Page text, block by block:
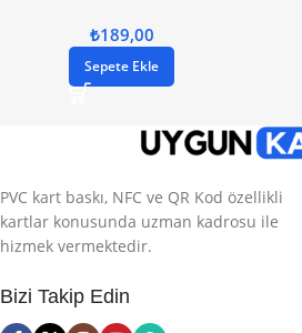
₺189,00
Sepete Ekle
PVC kart baskı, NFC ve QR Kod özellikli
kartlar konusunda uzman kadrosu ile
hizmek vermektedir.
Bizi Takip Edin